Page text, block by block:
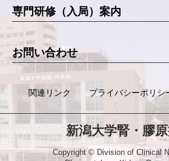
専門研修（入局）案内
お問い合わせ
関連リンク プライバシーポリシ
新潟大学腎・膠
Copyright © Division of Clinical